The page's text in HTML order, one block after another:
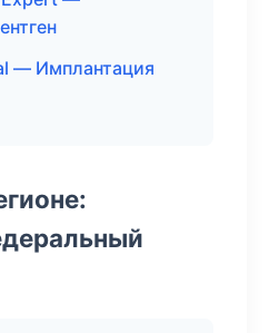
— Имплантация